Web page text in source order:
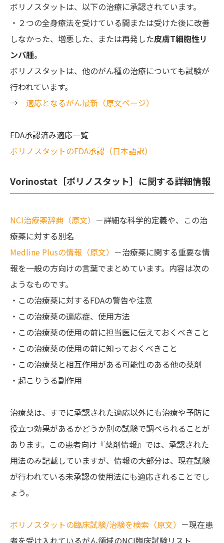
ボリノスタットは、以下の治療に承認されています。
・２つの全身療法を受けている間または受けた後に改善
しなかった、増悪した、または再発した皮膚T細胞性リ
ンパ腫。
ボリノスタットは、他のがん種の治療についても試験が
行われています。
→ 適応となるがん最新（原文ページ）
FDA承認済み適応一覧
ボリノスタットのFDA承認（日本語訳）
Vorinostat［ボリノスタット］に関する詳細情報
NCI治療薬辞典（原文） －詳細な科学的定義や、この治
療薬に対する別名
Medline Plusの情報（原文） －治療薬に関する重要な情
報を一般の方向けの言葉でまとめています。内容は次の
ようなものです。
・この治療薬に対するFDAの警告や注意
・この治療薬の適応症、使用方法
・この治療薬の使用の前に担当医に伝えておくべきこと
・この治療薬の使用の前に知っておくべきこと
・この治療薬と相互作用がある可能性のある他の薬剤
・起こりうる副作用
治療薬は、すでに承認された適応以外にも治療や予防に
役立つ効果があるかどうか別の試験で調べられることが
あります。この患者向け『薬剤情報』では、承認された
用法のみ記載していますが、情報の大部分は、現在試験
が行われている未承認の使用法にも適応されることでし
ょう。
ボリノスタットの臨床試験/治験を検索（原文） －現在患
者を受け入れているがん領域のNCI臨床試験リスト